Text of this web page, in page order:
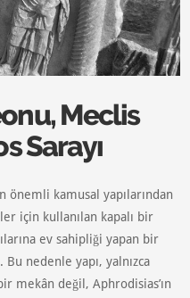
Meclis
Sarayı
önemli kamusal yapılarından
için kullanılan kapalı bir
ev sahipliği yapan bir
nedenle yapı, yalnızca
mekân değil, Aphrodisias’ın